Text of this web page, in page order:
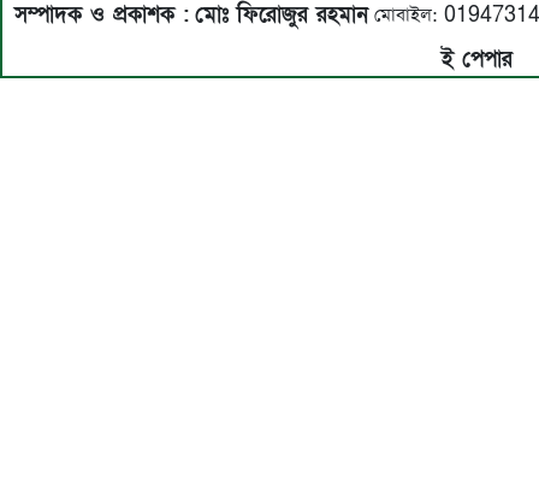
সম্পাদক ও প্রকাশক : মোঃ ফিরোজুর রহমানমোবাইল:
ই পেপার